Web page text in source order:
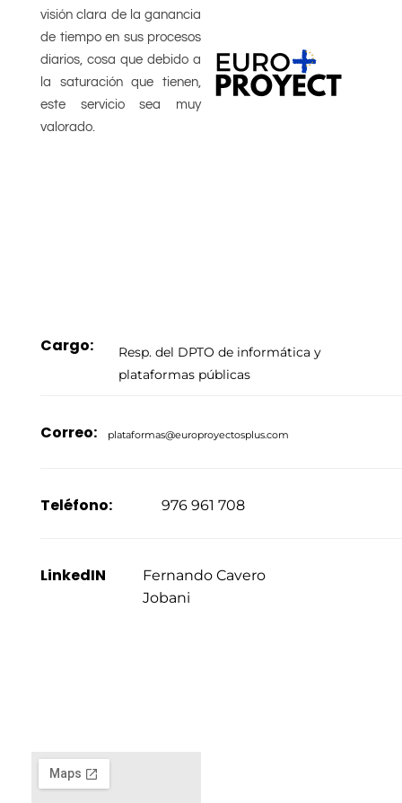
visión clara de la ganancia
de tiempo en sus procesos
diarios, cosa que debido a
la saturación que tienen,
este servicio sea muy
valorado.
Cargo:
Resp. del DPTO de informática y
plataformas públicas
Correo: plataformas@europroyectosplus.com
Teléfono: 976 961 708
LinkedIN
Fernando Cavero
Jobani